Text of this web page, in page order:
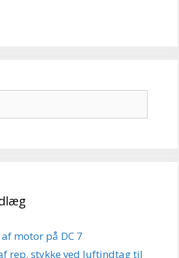
motor på DC 7
rep. stykke ved luftindtag til